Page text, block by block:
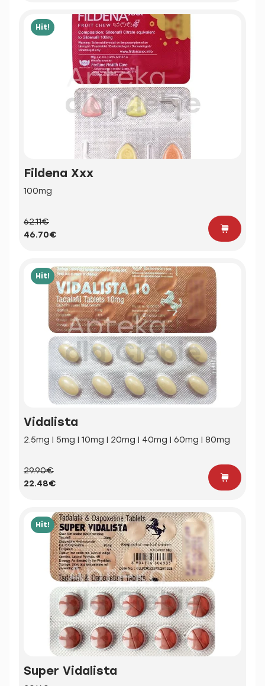
Hit!
Fildena Xxx
100mg
62.11€
46.70€
Hit!
Vidalista
2.5mg | 5mg | 10mg | 20mg | 40mg | 60mg | 80mg
29.90€
22.48€
Hit!
Super Vidalista